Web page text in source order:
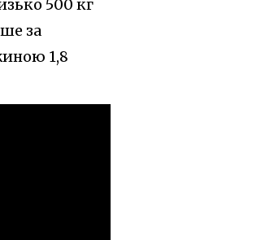
500 кг
за
1,8